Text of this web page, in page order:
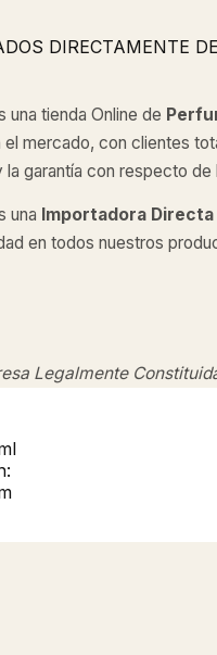
DIRECTAMENTE
una tienda Online de
el mercado, con clientes
garantía con respecto de
una Importadora Directa
en todos nuestros
Legalmente